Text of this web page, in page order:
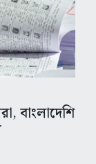
বাংলাদেশি